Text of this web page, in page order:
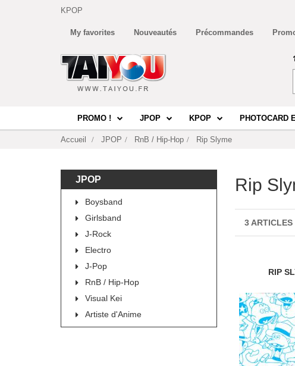
KPOP
My favorites Nouveautés Précommandes
PROMO ! JPOP KPOP PHOTOCARD
Accueil JPOP RnB / Hip-Hop Rip Slyme
JPOP
Boysband
Girlsband
J-Rock
Electro
J-Pop
RnB / Hip-Hop
Visual Kei
Artiste d'Anime
Rip
3 ARTICLES
RIP